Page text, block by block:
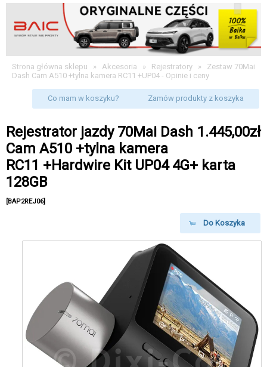
Strona główna sklepu » Akcesoria » Rejestratory » Zestaw 70Mai
Dash Cam A510 +tylna kamera RC11 +UP04 - Opinie i ceny
Co mam w koszyku? Zamów produkty z koszyka
1.445,00zł
Rejestrator jazdy 70Mai Dash
Cam A510 +tylna kamera
RC11 +Hardwire Kit UP04 4G+ karta
128GB
[BAP2REJ06]
Do Koszyka